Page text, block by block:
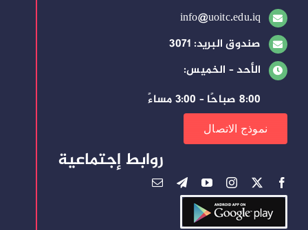
info@uoitc.edu.iq
صندوق البريد: 3071
الأحد – الخميس:
8:00 صباحًا – 3:00 مساءً
نموذج الاتصال
روابط إجتماعية